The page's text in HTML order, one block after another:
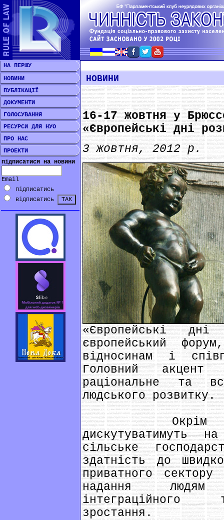
НА ПЕРШУ
НОВИНИ
ПУБЛІКАЦІЇ
ДОКУМЕНТИ
ГОЛОСУВАННЯ
РЕСУРСИ ДЛЯ НУО
ПРО НАС
ПРОЕКТИ
підписатися на новини
Email
підписатись
відписатись
НОВИНИ
16-17 жовтня у
«Європейські дні
3 жовтня, 2012 р.
«Європейські
європейський
відносинам і
Головний акцент
раціональне та
людського розвитку.
Окрім того,
дискутуватимуть
сільське
здатність до
приватного
надання людям
інтеграційного
зростання.